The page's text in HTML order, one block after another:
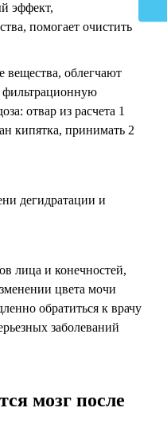
эффект,
помогает очистить
вещества, облегчают
фильтрационную
отвар из расчета 1
кипятка, принимать 2
дегидратации и
лица и конечностей,
цвета мочи
обратиться к врачу
заболеваний
мозг после